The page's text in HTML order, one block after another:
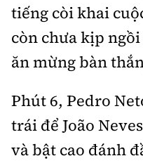
Thế giới xây dựng
Lối sống
Khám phá
Camera giao thông
Câu chuyện giao thông
Giải trí - Thể thao
Giấy phép số: 03/GP-
Tòa soạn: Số 2 Nguyễn
Hà Nội.
tiếng còi khai
còn chưa kịp
ăn mừng bàn
Phút 6, Pedro
trái để João
và bật cao đánh